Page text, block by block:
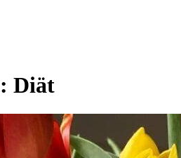
Diät